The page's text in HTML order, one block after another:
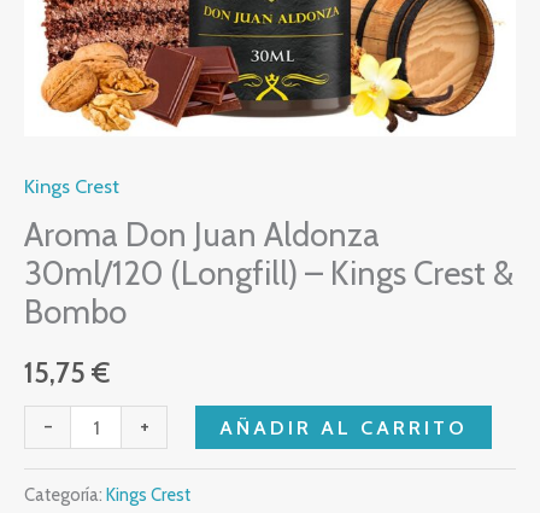
Kings Crest
Aroma Don Juan Aldonza
30ml/120 (Longfill) – Kings Crest &
Bombo
15,75 €
-
Bombo
cantidad
+ AÑADIR AL CARRITO
Categoría: Kings Crest